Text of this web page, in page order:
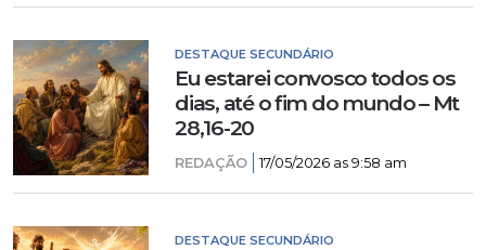
DESTAQUE SECUNDÁRIO
Eu estarei convosco todos os
dias, até o fim do mundo – Mt
28,16-20
REDAÇÃO 17/05/2026 as 9:58 am
DESTAQUE SECUNDÁRIO